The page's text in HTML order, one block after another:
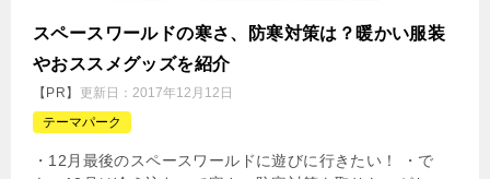
スペースワールドの寒さ、防寒対策は？暖かい服装
やおススメグッズを紹介
【PR】 更新日： 2017年12月12日
テーマパーク
・12月最後のスペースワールドに遊びに行きたい！ ・で